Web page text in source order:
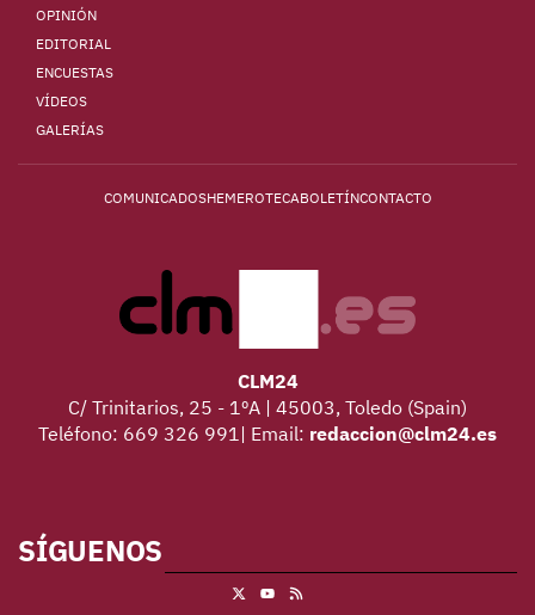
OPINIÓN
EDITORIAL
ENCUESTAS
VÍDEOS
GALERÍAS
COMUNICADOSHEMEROTECABOLETÍNCONTACTO
CLM24
C/ Trinitarios, 25 - 1ºA | 45003, Toledo (Spain)
Teléfono: 669 326 991| Email: redaccion@clm24.es
SÍGUENOS